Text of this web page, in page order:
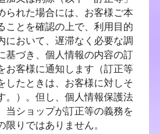
られた場合には、お客様ご本
ことを確認の上で、利用目的
において、遅滞なく必要な調
基づき、個人情報の内容の訂
お客様に通知します（訂正等
したときは、お客様に対しそ
。）。但し、個人情報保護法
当ショップが訂正等の義務を
りではありません。